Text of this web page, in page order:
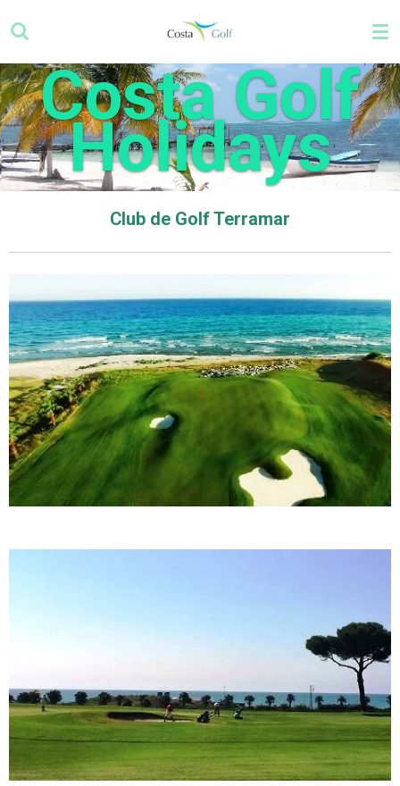
direct
naar
de
hoofdinhoud
Costa Golf
Holidays
Club de Golf Terramar